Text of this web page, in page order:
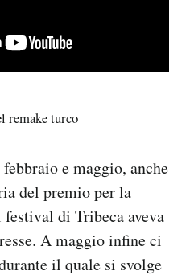
remake turco
e maggio, anche
del premio per la
di Tribeca aveva
A maggio infine ci
il quale si svolge